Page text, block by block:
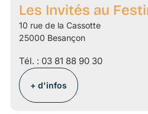
Les Invités au
10 rue de la Cassotte
25000 Besançon
Tél. : 03 81 88 90 30
+ d'infos